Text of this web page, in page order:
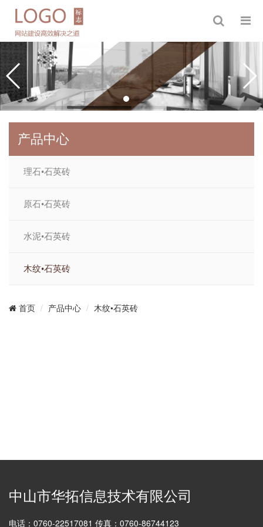
产品中心
理石•石英砖
原石•石英砖
水泥•石英砖
木纹•石英砖
首页 产品中心 木纹•石英砖
中山市华拓信息技术有限公司
电话：0760-22517081 传真：0760-86744123